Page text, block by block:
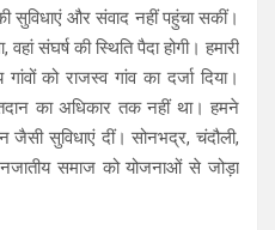
और संवाद नहीं पहुंचा सकीं।
संघर्ष की स्थिति पैदा होगी। हमारी
को राजस्व गांव का दर्जा दिया।
का अधिकार तक नहीं था। हमने
सुविधाएं दीं। सोनभद्र, चंदौली,
समाज को योजनाओं से जोड़ा